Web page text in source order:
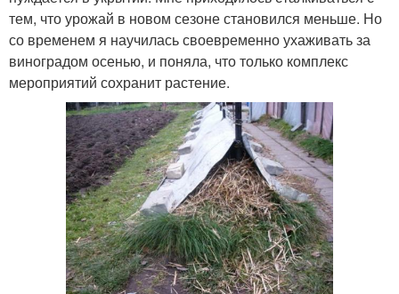
тем, что урожай в новом сезоне становился меньше. Но
со временем я научилась своевременно ухаживать за
виноградом осенью, и поняла, что только комплекс
мероприятий сохранит растение.